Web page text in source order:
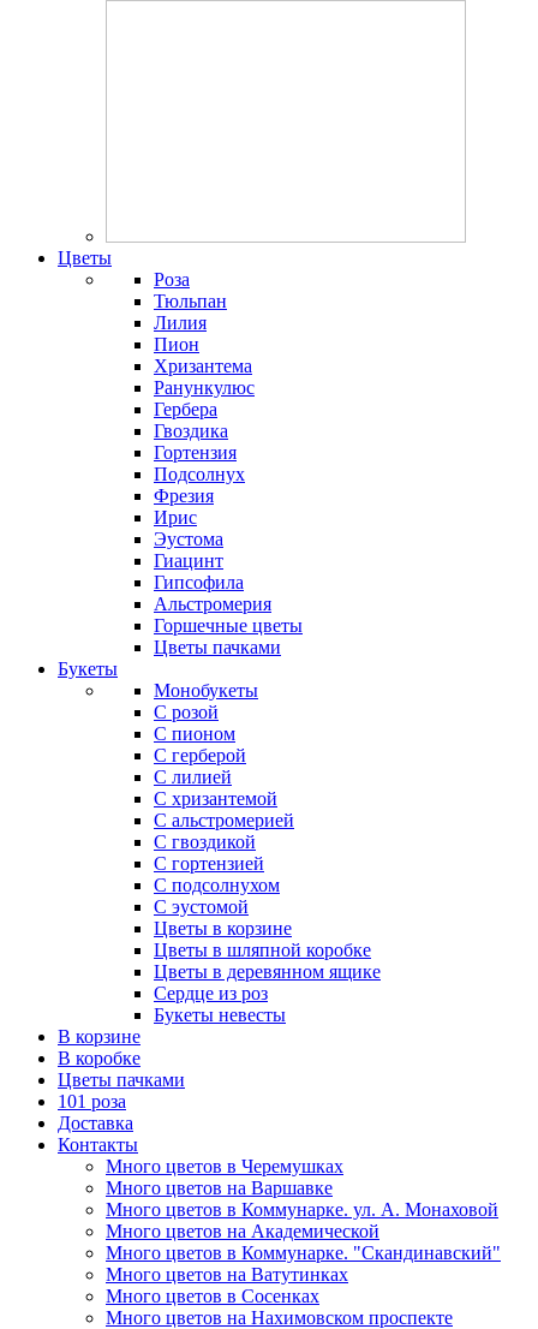
Цветы
Роза
Тюльпан
Лилия
Пион
Хризантема
Ранункулюс
Гербера
Гвоздика
Гортензия
Подсолнух
Фрезия
Ирис
Эустома
Гиацинт
Гипсофила
Альстромерия
Горшечные цветы
Цветы пачками
Букеты
Монобукеты
С розой
С пионом
С герберой
С лилией
С хризантемой
С альстромерией
С гвоздикой
С гортензией
С подсолнухом
С эустомой
Цветы в корзине
Цветы в шляпной коробке
Цветы в деревянном ящике
Сердце из роз
Букеты невесты
В корзине
В коробке
Цветы пачками
101 роза
Доставка
Контакты
Много цветов в Черемушках
Много цветов на Варшавке
Много цветов в Коммунарке. ул. А. Монаховой
Много цветов на Академической
Много цветов в Коммунарке. "Скандинавский"
Много цветов на Ватутинках
Много цветов в Сосенках
Много цветов на Нахимовском проспекте